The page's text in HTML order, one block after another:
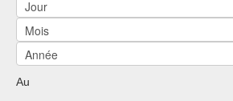
Au